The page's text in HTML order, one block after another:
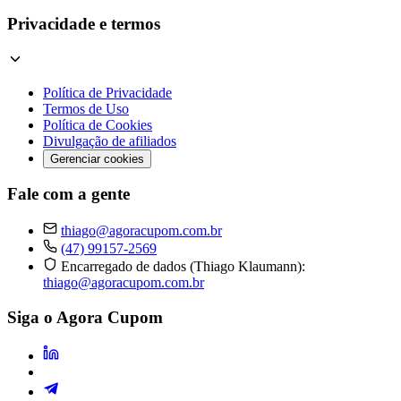
Privacidade e termos
Política de Privacidade
Termos de Uso
Política de Cookies
Divulgação de afiliados
Gerenciar cookies
Fale com a gente
thiago@agoracupom.com.br
(47) 99157-2569
Encarregado de dados (Thiago Klaumann):
thiago@agoracupom.com.br
Siga o Agora Cupom